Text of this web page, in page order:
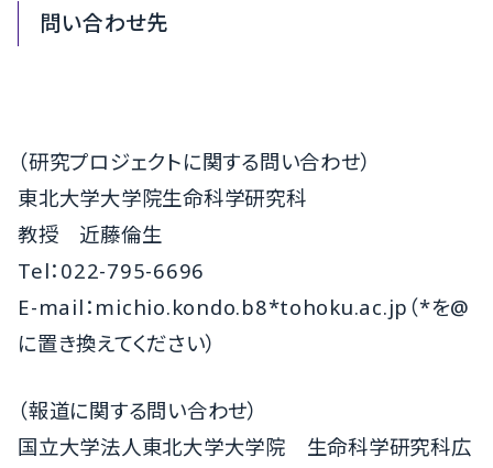
問い合わせ先
（研究プロジェクトに関する問い合わせ）
東北大学大学院生命科学研究科
教授 近藤倫生
Tel：022-795-6696
E-mail：michio.kondo.b8*tohoku.ac.jp（*を@
に置き換えてください）
（報道に関する問い合わせ）
国立大学法人東北大学大学院 生命科学研究科広